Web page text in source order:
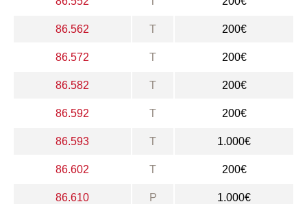
86.562 T 200€
86.572 T 200€
86.582 T 200€
86.592 T 200€
86.593 T 1.000€
86.602 T 200€
86.610 P 1.000€